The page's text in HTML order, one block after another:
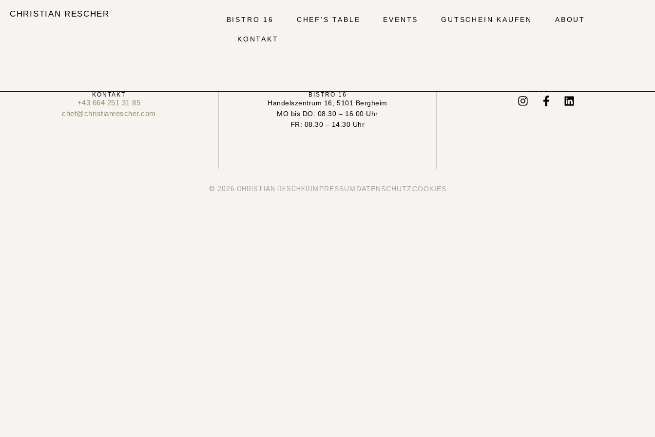
CHRISTIAN RESCHER
BISTRO 16 CHEF’S TABLE EVENTS GUTSCHEIN KAUFEN ABOUT
KONTAKT
KONTAKT
+43 664 251 31 85
chef@christianrescher.com
BISTRO 16
Handelszentrum 16, 5101 Bergheim
MO bis DO: 08.30 – 16.00 Uhr
FR: 08.30 – 14.30 Uhr
FOLGE UNS
© 2026 CHRISTIAN RESCHERIMPRESSUM DATENSCHUTZ COOKIES